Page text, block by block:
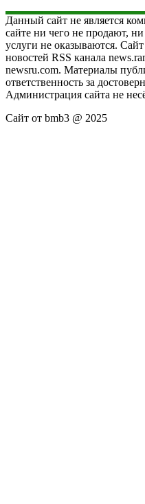
Данный сайт не является
сайте ни чего не продают,
услуги не оказываются.
новостей RSS канала
newsru.com. Материалы
ответственность за
Администрация сайта не
Сайт от bmb3 @ 2025